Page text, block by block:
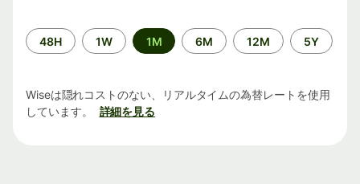
期
間
48H 1W 1M 6M 12M 5Y
Wiseは隠れコストのない、リアルタイムの為替レートを使用
しています。
詳細を見る